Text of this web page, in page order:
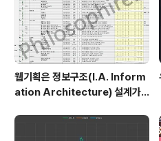
도클레스 만물의 근원에는 원자가 있다 - 데
아테네의 인간주의 ..
웹기획은 정보구조(I.A. Inform
ation Architecture) 설계가